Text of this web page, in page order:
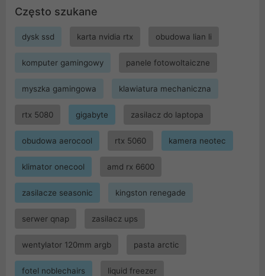
Często szukane
dysk ssd karta nvidia rtx obudowa lian li
komputer gamingowy panele fotowoltaiczne
myszka gamingowa klawiatura mechaniczna
rtx 5080 gigabyte zasilacz do laptopa
obudowa aerocool rtx 5060 kamera neotec
klimator onecool amd rx 6600
zasilacze seasonic kingston renegade
serwer qnap zasilacz ups
wentylator 120mm argb pasta arctic
fotel noblechairs liquid freezer